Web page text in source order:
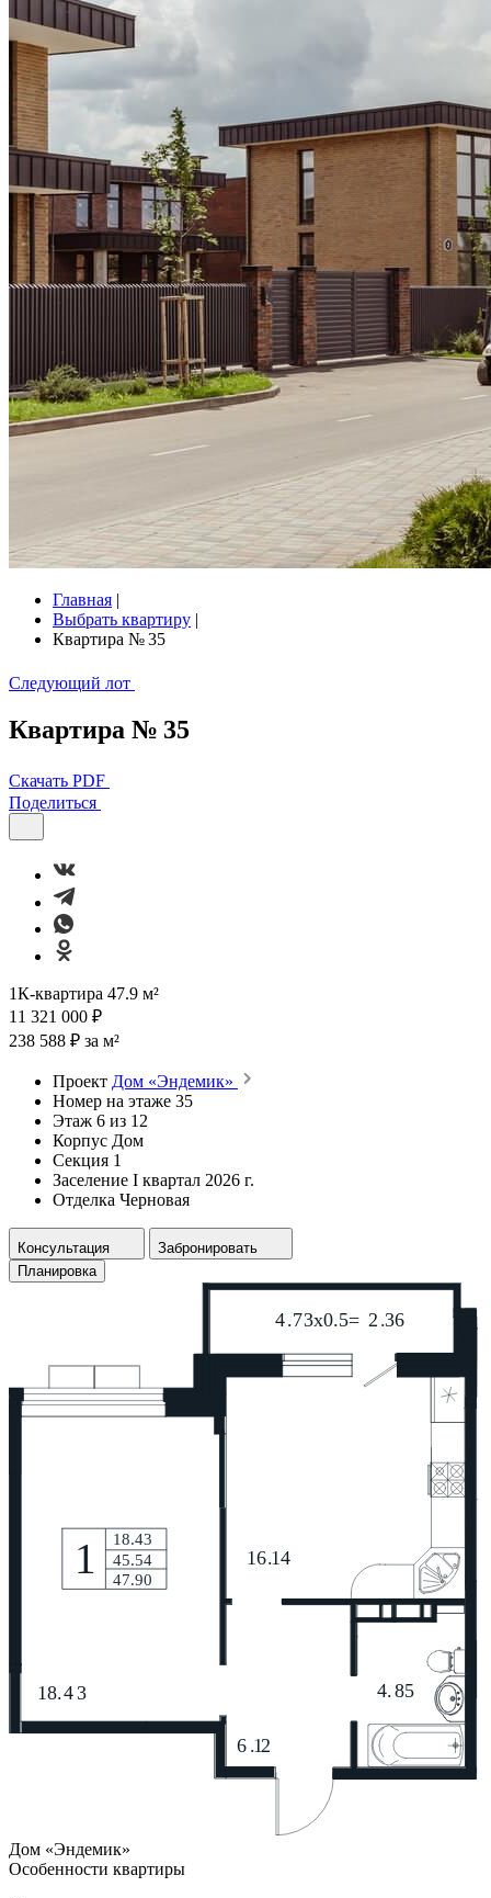
Главная |
Выбрать квартиру |
Квартира № 35
Следующий лот
Квартира № 35
Скачать PDF
Поделиться
1К-квартира 47.9 м²
11 321 000 ₽
238 588 ₽ за м²
Проект Дом «Эндемик»
Номер на этаже 35
Этаж 6 из 12
Корпус Дом
Секция 1
Заселение I квартал 2026 г.
Отделка Черновая
Консультация
Забронировать
Планировка
Дом «Эндемик»
Особенности квартиры